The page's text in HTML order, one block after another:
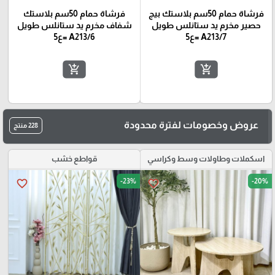
فرشاة حمام 50سم بلاستك بيج
حصير مخرم يد ستانلس طويل
A213/7 =ع5
add_shopping_cart
فرشاة حمام 50سم بلاستك
شفاف مخرم يد ستانلس طويل
A213/6 =ع5
add_shopping_cart
عروض وخصومات لفترة محدودة 228 منتج
اسكملات وطاولات وسط وكراسي
favorite_border -20%
قواطع خشب
favorite_border -23%